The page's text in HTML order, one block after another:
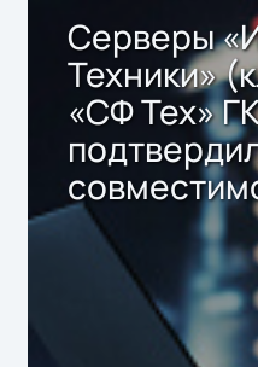
Серверы
Техники»
«СФ Тех»
решением
Storage 2.x
хранения